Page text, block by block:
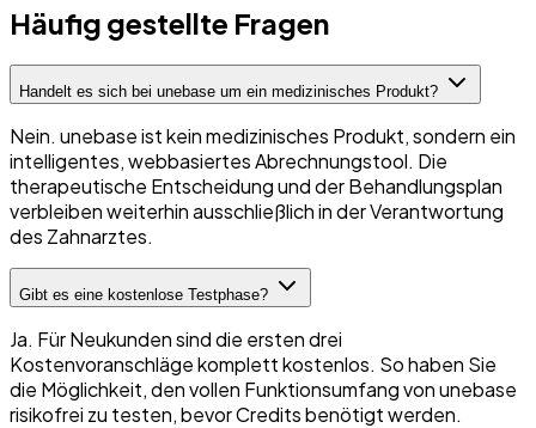
Häufig gestellte Fragen
Handelt es sich bei unebase um ein medizinisches Produkt?
Nein. unebase ist kein medizinisches Produkt, sondern ein
intelligentes, webbasiertes Abrechnungstool. Die
therapeutische Entscheidung und der Behandlungsplan
verbleiben weiterhin ausschließlich in der Verantwortung
des Zahnarztes.
Gibt es eine kostenlose Testphase?
Ja. Für Neukunden sind die ersten drei
Kostenvoranschläge komplett kostenlos. So haben Sie
die Möglichkeit, den vollen Funktionsumfang von unebase
risikofrei zu testen, bevor Credits benötigt werden.